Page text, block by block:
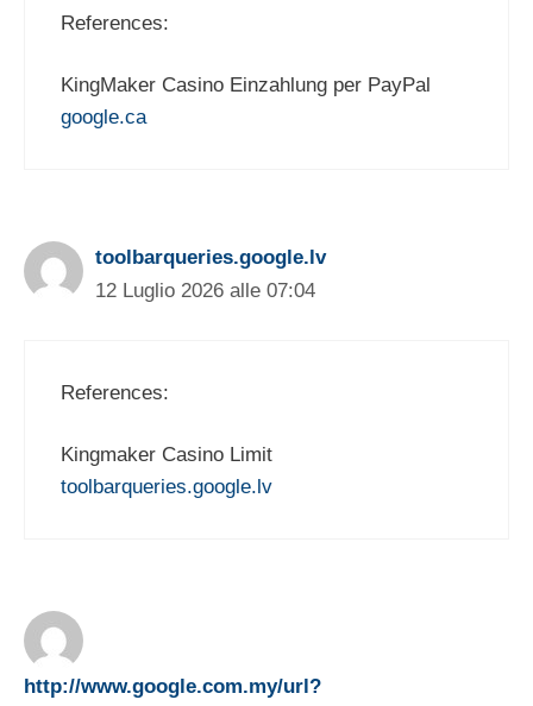
References:
KingMaker Casino Einzahlung per PayPal
google.ca
toolbarqueries.google.lv
12 Luglio 2026 alle 07:04
References:
Kingmaker Casino Limit
toolbarqueries.google.lv
http://www.google.com.my/url?